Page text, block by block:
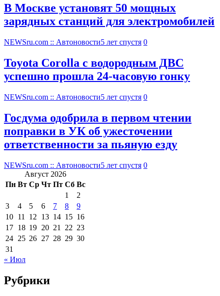
В Москве установят 50 мощных
зарядных станций для электромобилей
NEWSru.com :: Автоновости5 лет спустя 0
Toyota Corolla с водородным ДВС
успешно прошла 24-часовую гонку
NEWSru.com :: Автоновости5 лет спустя 0
Госдума одобрила в первом чтении
поправки в УК об ужесточении
ответственности за пьяную езду
NEWSru.com :: Автоновости5 лет спустя 0
Август 2026
Пн Вт Ср Чт Пт Сб Вс
1
2
3
4 5 6 7 8
9
10 11 12 13 14 15 16
17 18 19 20 21 22 23
24 25 26 27 28 29 30
31
« Июл
Рубрики